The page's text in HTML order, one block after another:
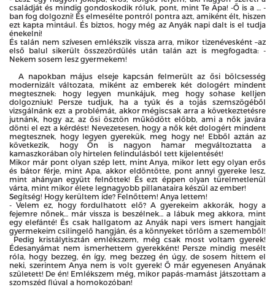
családját és mindig gondoskodik róluk, pont, mint Te Apa! -Ő is a … -
ban fog dolgozni! És elmesélte pontról pontra azt, amiként élt, hiszen
ezt kapta mintául. És biztos, hogy még az Anyák napi dalt is el tudja
énekelni!
És talán nem szívesen emlékszik vissza arra, mikor tizenévesként –az
első balul sikerült összezördülés után talán azt is megfogadta: -
Nekem sosem lesz gyermekem!
A napokban május elseje kapcsán felmerült az ősi bölcsesség
modernizált változata, miként az emberek két dologért mindent
megtesznek: hogy legyen munkájuk, meg hogy sohase kelljen
dolgozniuk! Persze tudjuk, ha a tyúk és a tojás szemszögéből
vizsgálnánk ezt a problémát, akkor mégiscsak arra a következtetésre
jutnánk, hogy az, az ősi ösztön működött előbb, ami a nők javára
dönti el ezt a kérdést! Nevezetesen, hogy a nők két dologért mindent
megtesznek, hogy legyen gyerekük, meg hogy ne! Ebből aztán az
következik, hogy Ön is nagyon hamar megváltoztatta a
kamaszkorában oly hirtelen felindulásból tett kijelentését!
Mikor már pont olyan szép lett, mint Anya, mikor lett egy olyan erős
és bátor férje, mint Apa, akkor eldöntötte, pont annyi gyereke lesz,
mint ahányan együtt felnőttek! És ezt éppen olyan türelmetlenül
várta, mint mikor élete legnagyobb pillanataira készül az ember!
Segítség! Hogy kerültem ide? Felnőttem! Anya lettem!
- Velem ez, hogy fordulhatott elő? A gyerekeim akkorák, hogy a
fejemre nőnek… már vissza is beszélnek… a lábuk meg akkora, mint
egy elefánté! És csak hallgatom az Anyák napi vers ismert hangjait
gyermekeim csilingelő hangján, és a könnyeket törlöm a szememből!
Pedig kristálytisztán emlékszem, még csak most voltam gyerek!
Édesanyámat nem ismerhettem gyerekként! Persze mindig mesélt
róla, hogy bezzeg, én így, meg bezzeg én úgy, de sosem hittem el
neki, szerintem Anya nem is volt gyerek! Ő már egyenesen Anyának
született! De én! Emlékszem még, mikor papás-mamást játszottam a
szomszéd fiúval a homokozóban!